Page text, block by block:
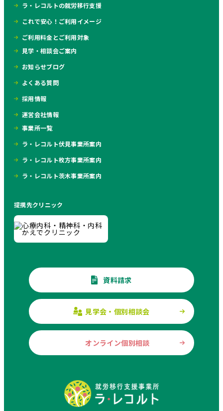
ラ・レコルトの就労移行支援
これで安心！ご利用イメージ
ご利用料金とご利用対象
見学・相談会ご案内
お知らせブログ
よくある質問
採用情報
運営会社情報
事業所一覧
ラ・レコルト伏見事業所案内
ラ・レコルト枚方事業所案内
ラ・レコルト茨木事業所案内
提携先クリニック
資料請求
見学会・個別相談会
オンライン個別相談